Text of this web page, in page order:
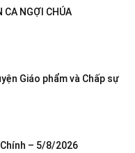
CA NGỢI CHÚA
Giáo phẩm và Chấp sự
– 5/8/2026